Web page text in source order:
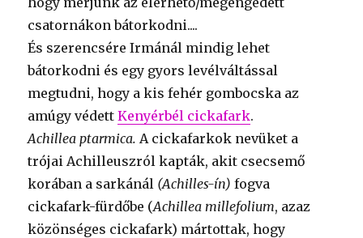
csatornákon bátorkodni....
És szerencsére Irmánál mindig lehet
bátorkodni és egy gyors levélváltással
megtudni, hogy a kis fehér gombocska az
amúgy védettKenyérbél cickafark.
Achillea ptarmica. A cickafarkok nevüket a
trójai Achilleuszról kapták, akit csecsemő
korában a sarkánál (Achilles-ín) fogva
cickafark-fürdőbe (Achillea millefolium, azaz
közönséges cickafark) mártottak, hogy